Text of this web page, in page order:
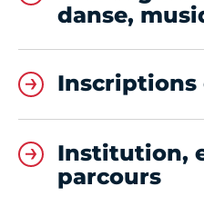
danse,
Inscriptions
Institution,
parcours